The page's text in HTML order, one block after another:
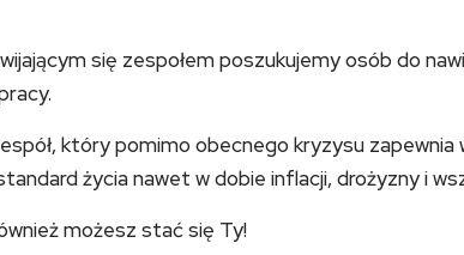
się zespołem poszukujemy osób do
który pomimo obecnego kryzysu
życia nawet w dobie inflacji, drożyzny i
możesz stać się Ty!